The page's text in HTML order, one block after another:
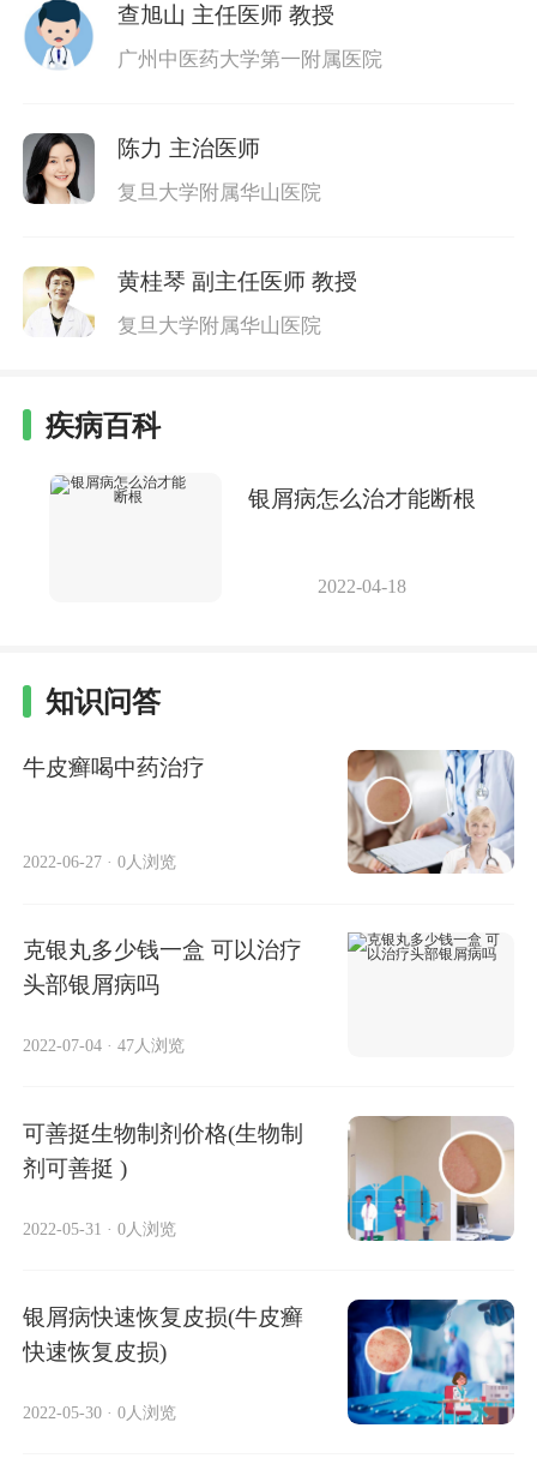
查旭山 主任医师 教授
广州中医药大学第一附属医院
陈力 主治医师
复旦大学附属华山医院
黄桂琴 副主任医师 教授
复旦大学附属华山医院
疾病百科
银屑病怎么治才能断根
2022-04-18
知识问答
牛皮癣喝中药治疗
2022-06-27 · 0人浏览
克银丸多少钱一盒 可以治疗
头部银屑病吗
2022-07-04 · 47人浏览
可善挺生物制剂价格(生物制
剂可善挺 )
2022-05-31 · 0人浏览
银屑病快速恢复皮损(牛皮癣
快速恢复皮损)
2022-05-30 · 0人浏览